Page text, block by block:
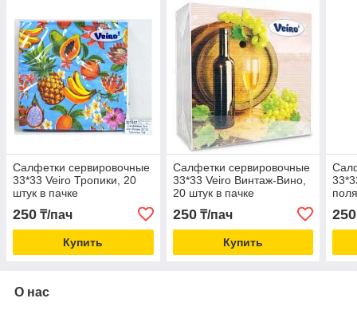
Салфетки сервировочные
33*33 Veiro Тропики, 20
штук в пачке
250 ₸/пач
Купить
Салфетки сервировочные
33*33 Veiro Винтаж-Вино,
20 штук в пачке
250₸/пач
Купить
250
О нас